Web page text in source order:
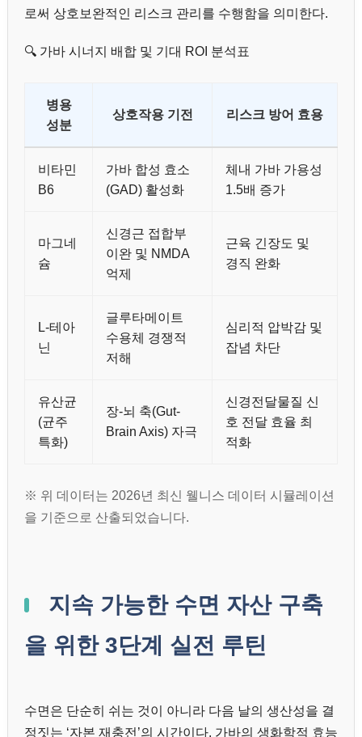
로써 상호보완적인 리스크 관리를 수행함을 의미한다.
🔍 가바 시너지 배합 및 기대 ROI 분석표
병용
성분
상호작용 기전 리스크 방어 효용
비타민
B6
가바 합성 효소
(GAD) 활성화
체내 가바 가용성
1.5배 증가
마그네
슘
신경근 접합부
이완 및 NMDA
억제
근육 긴장도 및
경직 완화
L-테아
닌
글루타메이트
수용체 경쟁적
저해
심리적 압박감 및
잡념 차단
유산균
(균주
특화)
장-뇌 축(Gut-
Brain Axis) 자극
신경전달물질 신
호 전달 효율 최
적화
※ 위 데이터는 2026년 최신 웰니스 데이터 시뮬레이션
을 기준으로 산출되었습니다.
지속 가능한 수면 자산 구축
을 위한 3단계 실전 루틴
수면은 단순히 쉬는 것이 아니라 다음 날의 생산성을 결
정짓는 ‘자본 재충전’의 시간이다. 가바의 생화학적 효능